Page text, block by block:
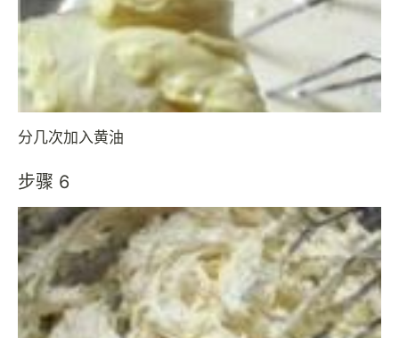
分几次加入黄油
步骤 6